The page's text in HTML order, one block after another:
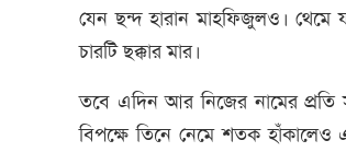
যেন ছন্দ হারান মাহফিজুলও। থেমে
চারটি ছক্কার মার।
তবে এদিন আর নিজের নামের প্রতি
বিপক্ষে তিনে নেমে শতক হাঁকালেও